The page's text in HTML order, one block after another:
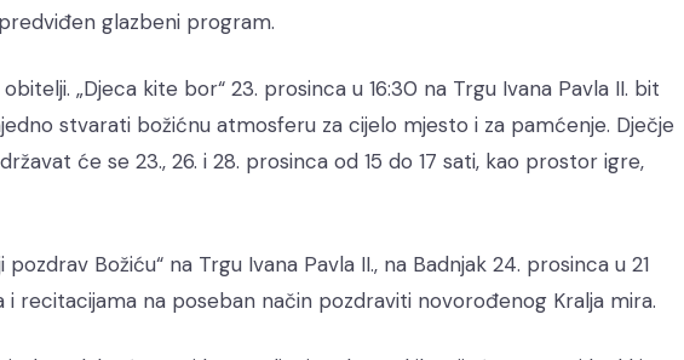
glazbeni program.
„Djeca kite bor“ 23. prosinca u 16:30 na Trgu Ivana Pavla II. bit
stvarati božićnu atmosferu za cijelo mjesto i za pamćenje. Dječje
će se 23., 26. i 28. prosinca od 15 do 17 sati, kao prostor igre,
Božiću“ na Trgu Ivana Pavla II., na Badnjak 24. prosinca u 21
recitacijama na poseban način pozdraviti novorođenog Kralja mira.